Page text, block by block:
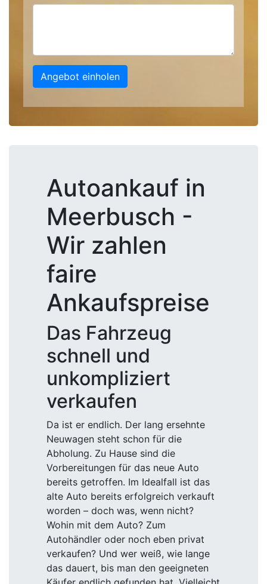
Angebot einholen
Autoankauf in
Meerbusch -
Wir zahlen
faire
Ankaufspreise
Das Fahrzeug
schnell und
unkompliziert
verkaufen
Da ist er endlich. Der lang ersehnte
Neuwagen steht schon für die
Abholung. Zu Hause sind die
Vorbereitungen für das neue Auto
bereits getroffen. Im Idealfall ist das
alte Auto bereits erfolgreich verkauft
worden – doch was, wenn nicht?
Wohin mit dem Auto? Zum
Autohändler oder noch eben privat
verkaufen? Und wer weiß, wie lange
das dauert, bis man den geeigneten